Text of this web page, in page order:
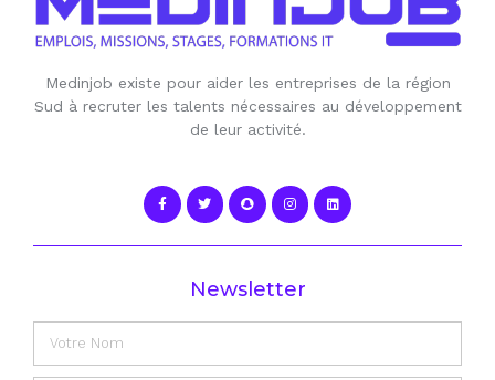
Medinjob existe pour aider les entreprises de la région
Sud à recruter les talents nécessaires au développement
de leur activité.
Newsletter